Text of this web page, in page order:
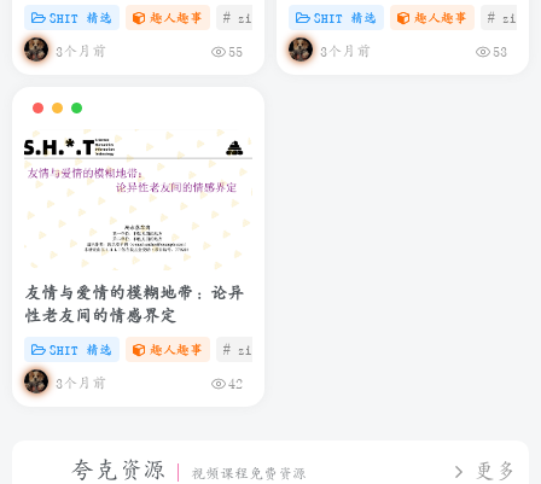
区、在投与退修——我不是
我，我是我的外审结果
SHIT 精选 趣人趣事 # zibll # C # SHIT
3个月前 55
SHIT 精选 趣人趣事 # zibll
3个月前 53
友情与爱情的模糊地带：论异
性老友间的情感界定
SHIT 精选 趣人趣事 # zibll
3个月前 42
夸克资源 视频课程免费资源 更多